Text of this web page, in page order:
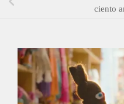
ciento